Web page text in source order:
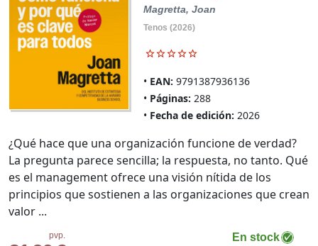
Magretta, Joan
Tenos (2026)
EAN: 9791387936136
Páginas: 288
Fecha de edición: 2026
pvp. En stock
¿Qué hace que una organización funcione de verdad?
La pregunta parece sencilla; la respuesta, no tanto. Qué
es el management ofrece una visión nítida de los
principios que sostienen a las organizaciones que crean
valor ...